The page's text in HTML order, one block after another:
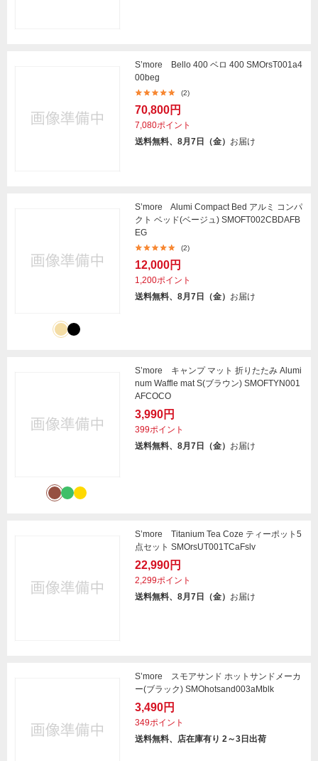
S’more Bello 400 ベロ 400 SMOrsT001a4
00beg
(2)
70,800円
7,080ポイント
送料無料、8月7日（金） お届け
S’more Alumi Compact Bed アルミ コンパ
クト ベッド(ベージュ) SMOFT002CBDAFB
EG
(2)
12,000円
1,200ポイント
送料無料、8月7日（金） お届け
S’more キャンプ マット 折りたたみ Alumi
num Waffle mat S(ブラウン) SMOFTYN001
AFCOCO
3,990円
399ポイント
送料無料、8月7日（金） お届け
S’more Titanium Tea Coze ティーポット5
点セット SMOrsUT001TCaFslv
22,990円
2,299ポイント
送料無料、8月7日（金） お届け
S’more スモアサンド ホットサンドメーカ
ー(ブラック) SMOhotsand003aMblk
3,490円
349ポイント
送料無料、店在庫有り 2～3日出荷